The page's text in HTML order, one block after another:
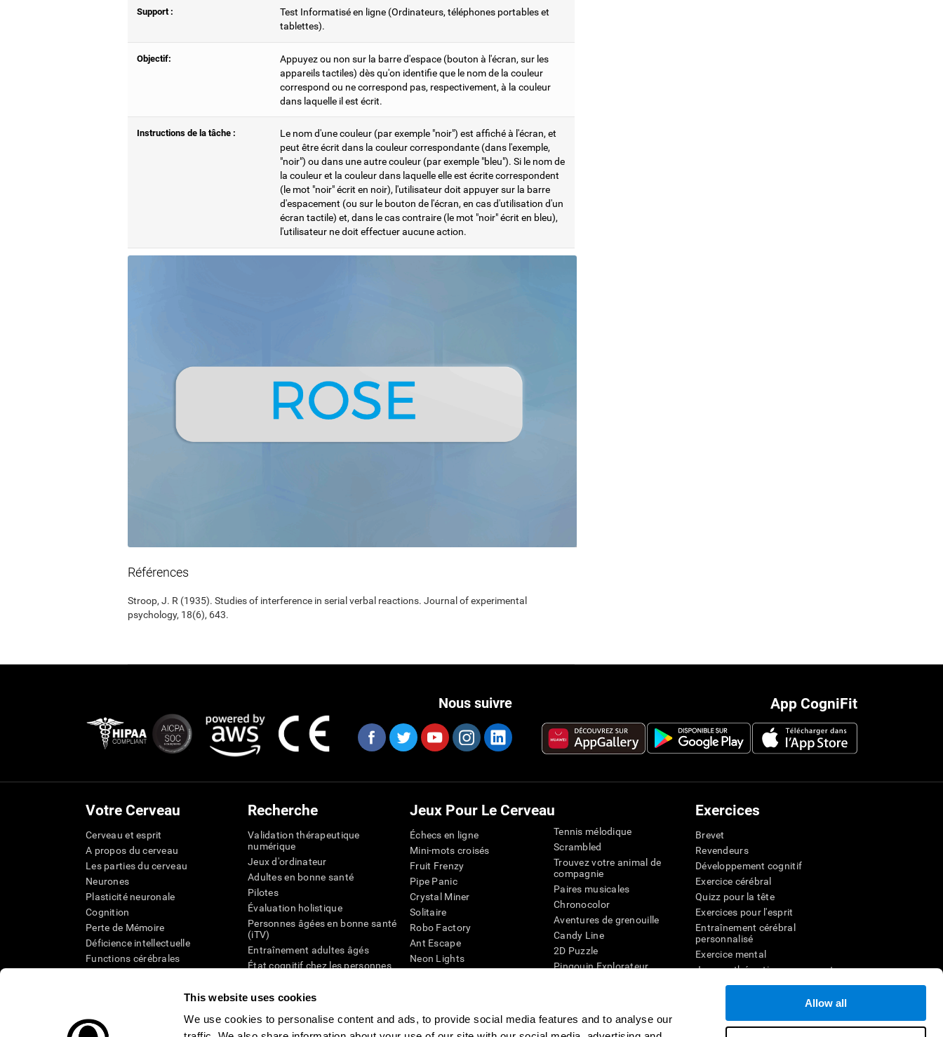
This website uses cookies
We use cookies to personalise content and ads, to provide social media features and to analyse our
Allow all
Support :
Test Informatisé en ligne (Ordinateurs, téléphones portables et
tablettes).
Objectif:
Appuyez ou non sur la barre d'espace (bouton à l'écran, sur les
appareils tactiles) dès qu'on identifie que le nom de la couleur
correspond ou ne correspond pas, respectivement, à la couleur
dans laquelle il est écrit.
Instructions de la tâche :
Le nom d'une couleur (par exemple "noir") est affiché à l'écran, et
peut être écrit dans la couleur correspondante (dans l'exemple,
"noir") ou dans une autre couleur (par exemple "bleu"). Si le nom de
la couleur et la couleur dans laquelle elle est écrite correspondent
(le mot "noir" écrit en noir), l'utilisateur doit appuyer sur la barre
d'espacement (ou sur le bouton de l'écran, en cas d'utilisation d'un
écran tactile) et, dans le cas contraire (le mot "noir" écrit en bleu),
l'utilisateur ne doit effectuer aucune action.
Références
Stroop, J. R (1935). Studies of interference in serial verbal reactions. Journal of experimental
psychology, 18(6), 643.
App CogniFit
Nous suivre
Votre Cerveau
Cerveau et esprit
A propos du cerveau
Les parties du cerveau
Neurones
Plasticité neuronale
Cognition
Perte de Mémoire
Déficience intellectuelle
Functions cérébrales
Recherche
Validation thérapeutique
numérique
Jeux d'ordinateur
Adultes en bonne santé
Pilotes
Évaluation holistique
Personnes âgées en bonne santé
(iTV)
Entraînement adultes âgés
État cognitif chez les personnes
Révision systémique
Jeux Pour Le Cerveau
Échecs en ligne
Mini-mots croisés
Fruit Frenzy
Pipe Panic
Crystal Miner
Solitaire
Robo Factory
Ant Escape
Neon Lights
Space Rescue
Tennis mélodique
Scrambled
Trouvez votre animal de
compagnie
Paires musicales
Chronocolor
Aventures de grenouille
Candy Line
2D Puzzle
Pingouin Explorateur
Jeux d'agilité mentale
Jeux en ligne pour la
Exercices
Brevet
Revendeurs
Développement cognitif
Exercice cérébral
Quizz pour la tête
Exercices pour l'esprit
Entraînement cérébral
personnalisé
Exercice mental
Jeux mathématiques amusants
Compréhension de lecture
Batailles cérébrales
Test de QI